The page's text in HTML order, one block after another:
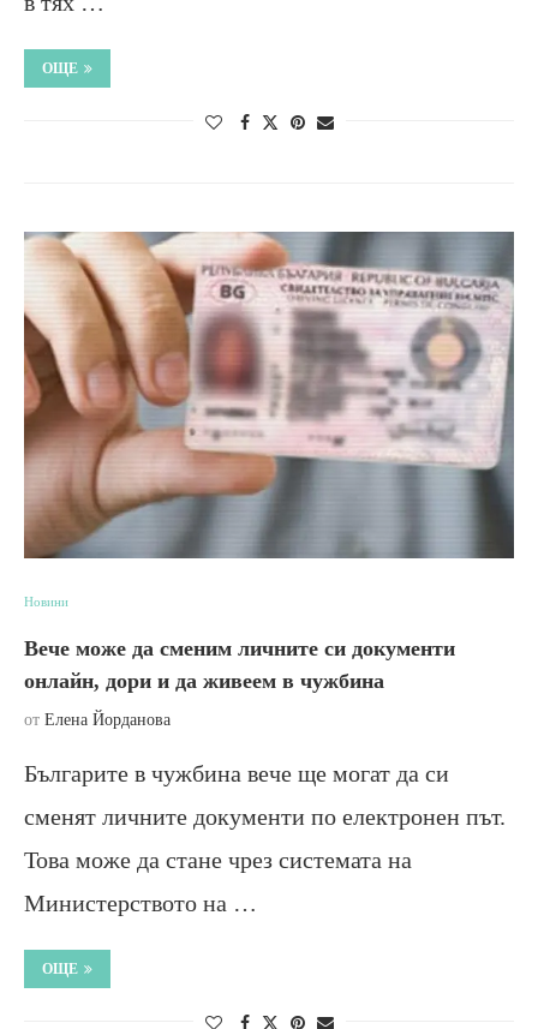
ОЩЕ
Новини
Вече може да сменим личните си документи
онлайн, дори и да живеем в чужбина
от Елена Йорданова
Българите в чужбина вече ще могат да си
сменят личните документи по електронен път.
Това може да стане чрез системата на
Министерството на …
ОЩЕ